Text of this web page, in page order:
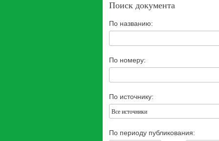
Поиск документа
По названию:
По номеру:
По источнику:
Все источники
По периоду публикования: